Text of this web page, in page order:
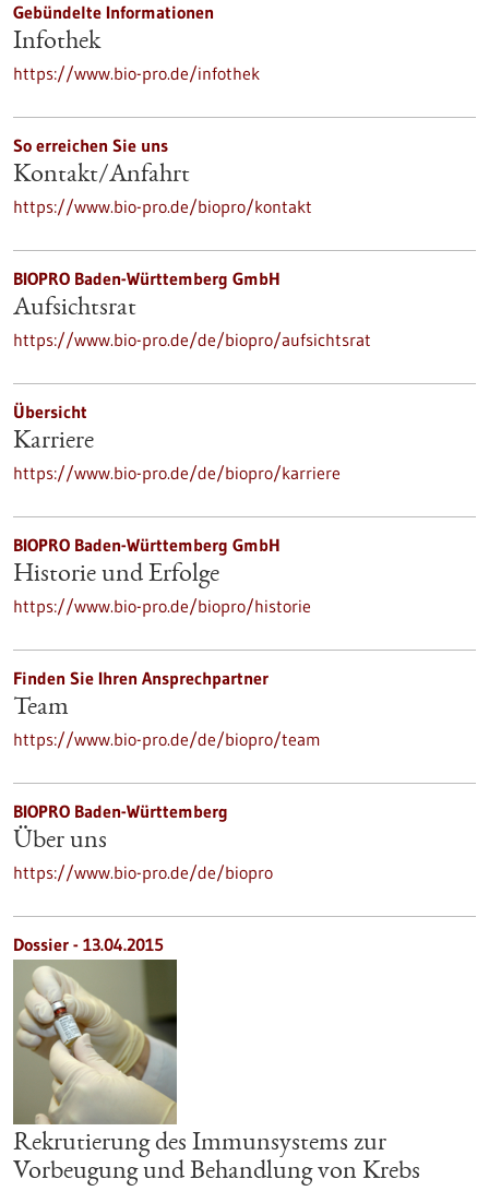
Gebündelte Informationen
Infothek
https://www.bio-pro.de/infothek
So erreichen Sie uns
Kontakt/Anfahrt
https://www.bio-pro.de/biopro/kontakt
BIOPRO Baden-Württemberg GmbH
Aufsichtsrat
https://www.bio-pro.de/de/biopro/aufsichtsrat
Übersicht
Karriere
https://www.bio-pro.de/de/biopro/karriere
BIOPRO Baden-Württemberg GmbH
Historie und Erfolge
https://www.bio-pro.de/biopro/historie
Finden Sie Ihren Ansprechpartner
Team
https://www.bio-pro.de/de/biopro/team
BIOPRO Baden-Württemberg
Über uns
https://www.bio-pro.de/de/biopro
Dossier - 13.04.2015
Rekrutierung des Immunsystems zur
Vorbeugung und Behandlung von Krebs